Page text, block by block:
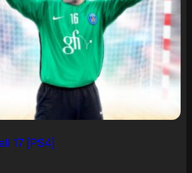
17 [PS4]